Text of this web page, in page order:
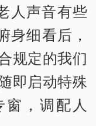
人声音有些
身细看后，
规定的我们
即启动特殊
，调配人